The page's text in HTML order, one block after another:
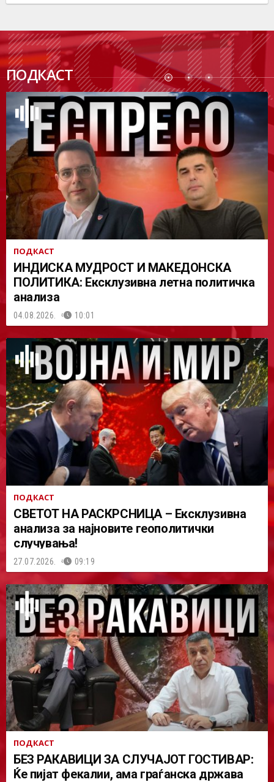
ПОДКАСТ
ПОДК
АСТ
ПОДКАСТ
ИНДИСКА МУДРОСТ И МАКЕДОНСКА
ПОЛИТИКА: Ексклузивна летна политичка
анализа
04.08.2026. 10:01
ПОДКАСТ
СВЕТОТ НА РАСКРСНИЦА – Ексклузивна
анализа за најновите геополитички
случувања!
27.07.2026. 09:19
ПОДКАСТ
БЕЗ РАКАВИЦИ ЗА СЛУЧАЈОТ ГОСТИВАР:
Ќе пијат фекалии, ама граѓанска држава